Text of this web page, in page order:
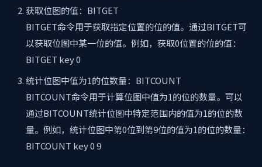
获取位图的值：BITGET
BITGET命令用于获取指定位置的位的值。通过BITGET可
以获取位图中某一位的值。例如，获取0位置的位的值：
BITGET key 0
统计位图中值为1的位数量：BITCOUNT
BITCOUNT命令用于计算位图中值为1的位的数量。可以
通过BITCOUNT统计位图中特定范围内的值为1的位的数
量。例如，统计位图中第0位到第9位的值为1的位的数量：
BITCOUNT key 0 9